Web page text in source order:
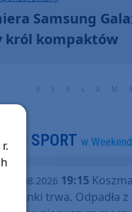
Samsung
król kompaktów
SPORT w
05.08.2026 19:15
trwa. Odpadła